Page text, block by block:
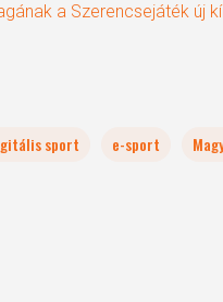
a Szerencsejáték új
sport e-sport